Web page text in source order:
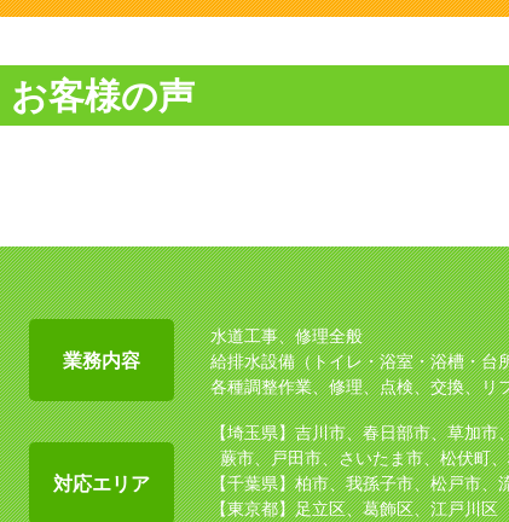
お客様の声
業務内容
水道工事、修理全般
給排水設備（トイレ・浴室・浴槽・台
各種調整作業、修理、点検、交換、リ
対応エリア
【埼玉県】吉川市、春日部市、草加市
蕨市、戸田市、さいたま市、松伏町
【千葉県】柏市、我孫子市、松戸市、
【東京都】足立区、葛飾区、江戸川区